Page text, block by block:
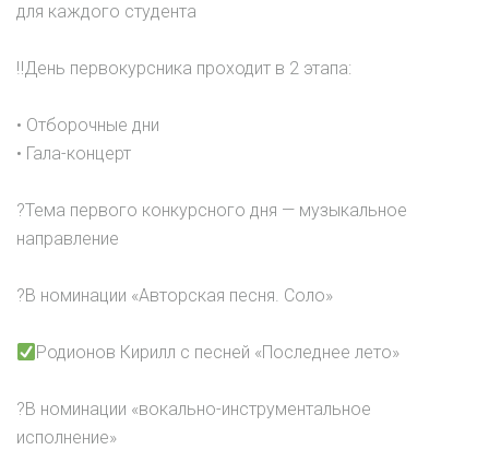
для каждого студента
‼День первокурсника проходит в 2 этапа:
• Отборочные дни
• Гала-концерт
?Тема первого конкурсного дня — музыкальное
направление
?В номинации «Авторская песня. Соло»
Родионов Кирилл с песней «Последнее лето»
?В номинации «вокально-инструментальное
исполнение»